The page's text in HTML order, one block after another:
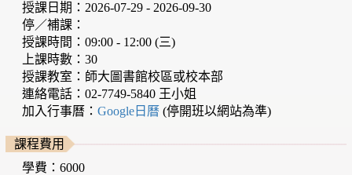
授課日期：2026-07-29 - 2026-09-30
停／補課：
授課時間：09:00 - 12:00 (三)
上課時數：30
授課教室：師大圖書館校區或校本部
連絡電話：02-7749-5840 王小姐
加入行事曆：Google日曆(停開班以網站為準)
課程費用
學費：6000